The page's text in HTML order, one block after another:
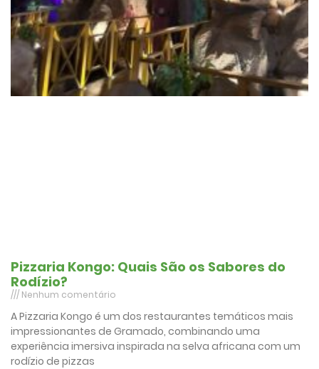
Pizzaria Kongo: Quais São os Sabores do
Rodízio?
Nenhum comentário
A Pizzaria Kongo é um dos restaurantes temáticos mais
impressionantes de Gramado, combinando uma
experiência imersiva inspirada na selva africana com um
rodízio de pizzas